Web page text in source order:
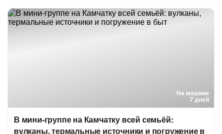
На машине
7 дней
В мини-группе на Камчатку всей семьёй:
вулканы, термальные источники и погружение в